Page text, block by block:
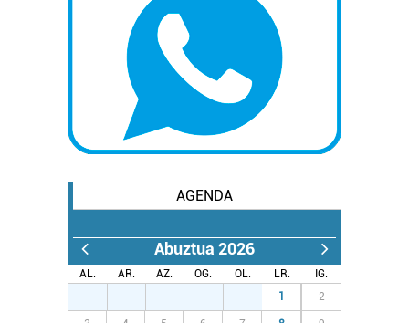
AGENDA
Abuztua 2026
AL. AR. AZ. OG. OL. LR.
IG.
1 2